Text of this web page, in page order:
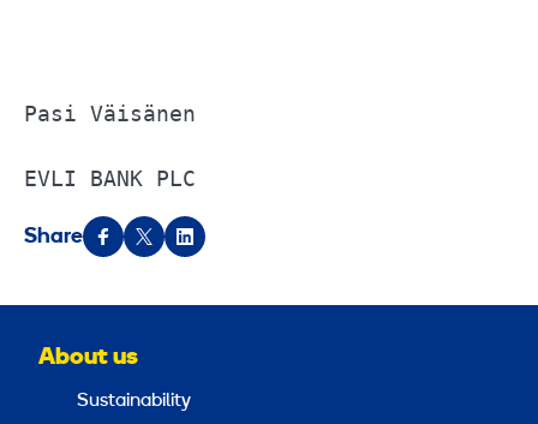
Pasi Väisänen
EVLI BANK PLC
Share
About us
Sustainability